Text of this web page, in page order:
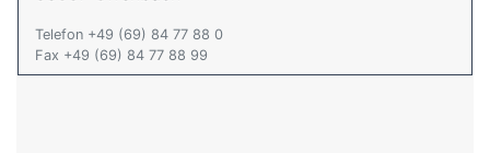
Telefon +49 (69) 84 77 88 0
Fax +49 (69) 84 77 88 99